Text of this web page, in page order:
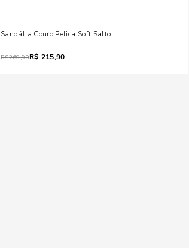
Sandália Couro Pelica Soft Salto Taça Marrom Doce De
R$269,90R$ 215,90